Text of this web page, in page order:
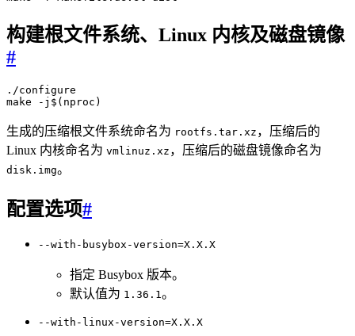
构建根文件系统、Linux 内核及磁盘镜像
#
./configure
生成的压缩根文件系统命名为 rootfs.tar.xz ，压缩后的
Linux 内核命名为 vmlinuz.xz ，压缩后的磁盘镜像命名为
disk.img。
配置选项#
--with-busybox-version=X.X.X
指定 Busybox 版本。
默认值为 1.36.1 。
--with-linux-version=X.X.X